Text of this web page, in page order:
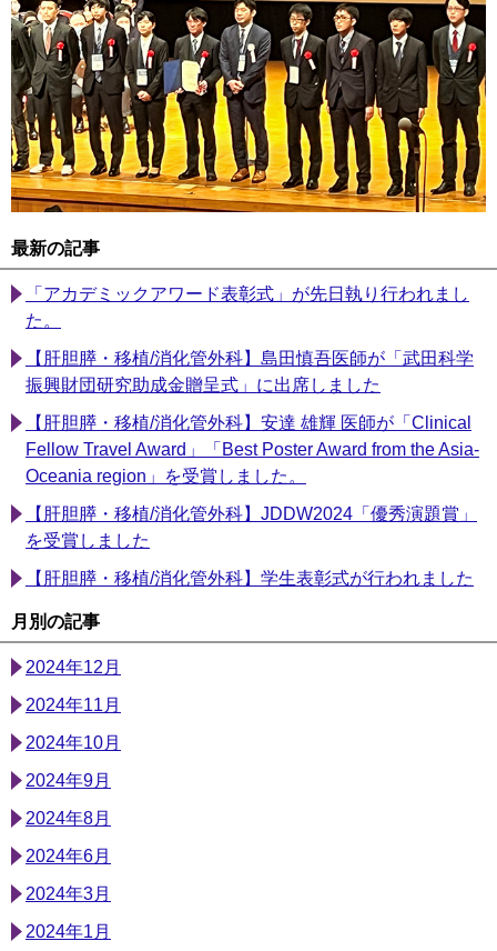
最新の記事
「アカデミックアワード表彰式」が先日執り行われまし
た。
【肝胆膵・移植/消化管外科】島田慎吾医師が「武田科学
振興財団研究助成金贈呈式」に出席しました
【肝胆膵・移植/消化管外科】安達 雄輝 医師が「Clinical
Fellow Travel Award」「Best Poster Award from the Asia-
Oceania region」を受賞しました。
【肝胆膵・移植/消化管外科】JDDW2024「優秀演題賞」
を受賞しました
【肝胆膵・移植/消化管外科】学生表彰式が行われました
月別の記事
2024年12月
2024年11月
2024年10月
2024年9月
2024年8月
2024年6月
2024年3月
2024年1月